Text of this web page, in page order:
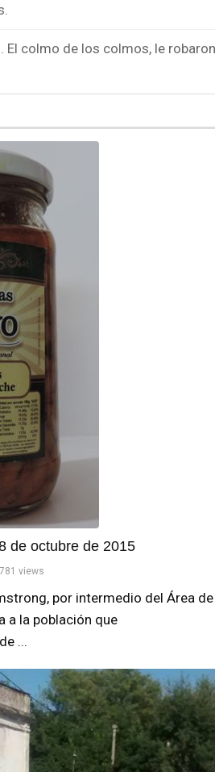
El colmo de los colmos, le robaron
de octubre de 2015
views
por intermedio del Área de
a la población que
...